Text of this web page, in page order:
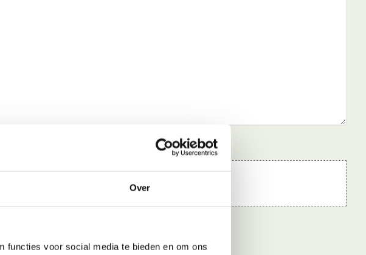
Over
functies voor social media te bieden en om ons
of